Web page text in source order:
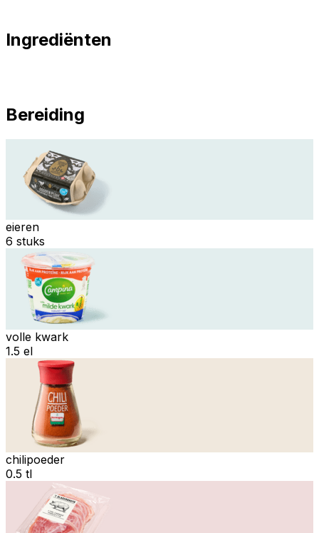
Ingrediënten
Bereiding
eieren
6 stuks
volle kwark
1.5 el
chilipoeder
0.5 tl